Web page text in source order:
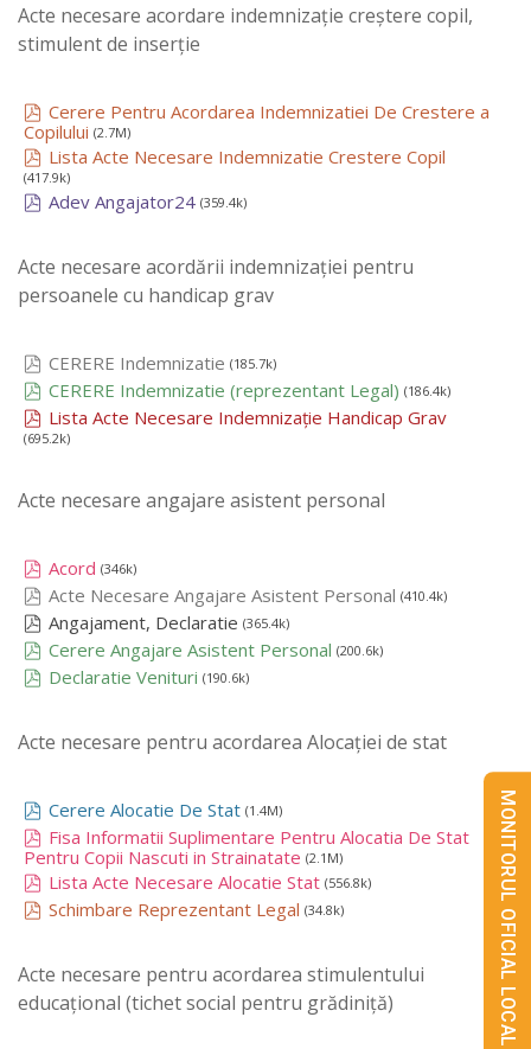
Acte necesare acordare indemnizație creștere copil,
stimulent de inserție
Cerere Pentru Acordarea Indemnizatiei De Crestere a
Copilului (2.7M)
Lista Acte Necesare Indemnizatie Crestere Copil
(417.9k)
Adev Angajator24 (359.4k)
Acte necesare acordării indemnizației pentru
persoanele cu handicap grav
CERERE Indemnizatie (185.7k)
CERERE Indemnizatie (reprezentant Legal) (186.4k)
Lista Acte Necesare Indemnizație Handicap Grav
(695.2k)
Acte necesare angajare asistent personal
Acord (346k)
Acte Necesare Angajare Asistent Personal (410.4k)
Angajament, Declaratie (365.4k)
Cerere Angajare Asistent Personal (200.6k)
Declaratie Venituri (190.6k)
Acte necesare pentru acordarea Alocației de stat
Cerere Alocatie De Stat (1.4M)
Fisa Informatii Suplimentare Pentru Alocatia De Stat
Pentru Copii Nascuti in Strainatate (2.1M)
Lista Acte Necesare Alocatie Stat (556.8k)
Schimbare Reprezentant Legal (34.8k)
Acte necesare pentru acordarea stimulentului
educațional (tichet social pentru grădiniță)
MONITORUL OFICIAL LOCAL